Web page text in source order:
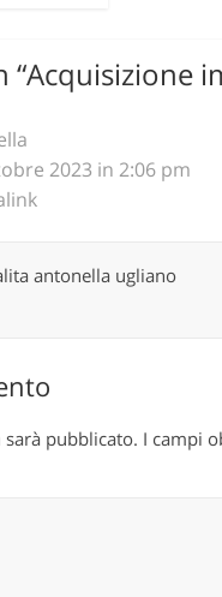
“Acquisizione
2023 in 2:06 pm
antonella ugliano
pubblicato. I campi